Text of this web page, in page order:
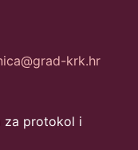
krk.hr
za protokol i